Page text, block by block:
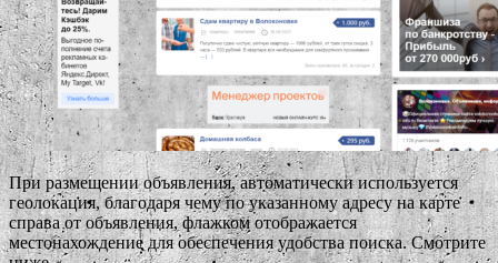
При размещении объявления, автоматически используется
геолокация, благодаря чему по указанному адресу на карте
справа от объявления, флажком отображается
местонахождение для обеспечения удобства поиска. Смотрите